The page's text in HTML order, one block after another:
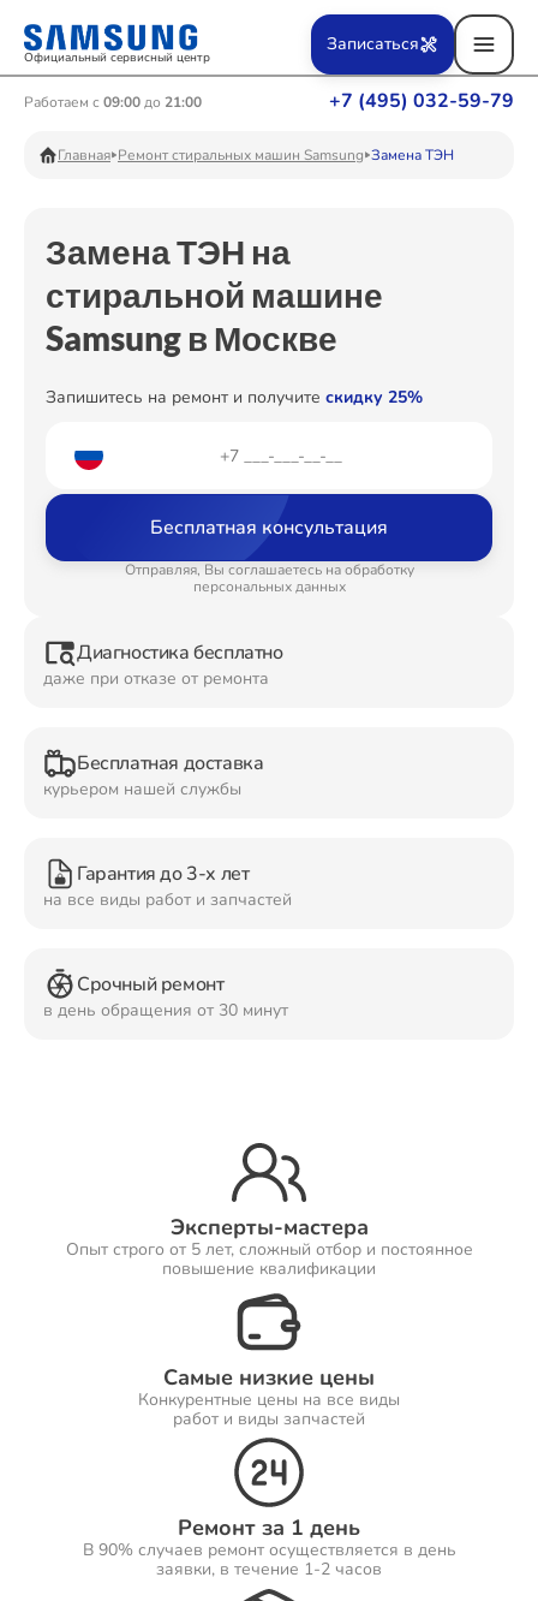
Официальный сервисный центр
+7 (495) 032-59-79
Работаем с 09:00до 21:00
Записаться
Главная Ремонт стиральных машин Samsung Замена ТЭН
Замена ТЭН на
стиральной машине
Samsung в Москве
Запишитесь на ремонт и получите скидку 25%
Бесплатная консультация
Отправляя, Вы соглашаетесь на обработку
персональных данных
Диагностика бесплатно
даже при отказе от ремонта
Бесплатная доставка
курьером нашей службы
Гарантия до 3-х лет
на все виды работ и запчастей
Срочный ремонт
в день обращения от 30 минут
Эксперты-мастера
Опыт строго от 5 лет, сложный отбор и постоянное
повышение квалификации
Самые низкие цены
Конкурентные цены на все виды
работ и виды запчастей
Ремонт за 1 день
В 90% случаев ремонт осуществляется в день
заявки, в течение 1-2 часов
Ремонт Вертикальных пылесосов
Ремонт Телевизоров
Ремонт Пылесосов
Ремонт Планшетов
Ремонт Принтеров
Ремонт Саундбаров
Ремонт VR систем
Ремонт Сабвуферов